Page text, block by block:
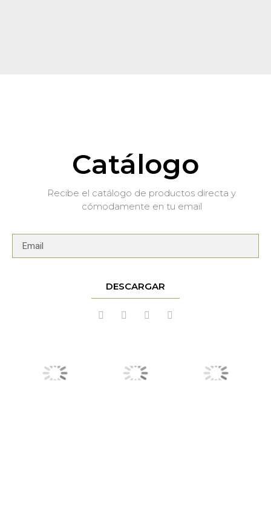
Catálogo
Recibe el catálogo de productos directa y
cómodamente en tu email
DESCARGAR